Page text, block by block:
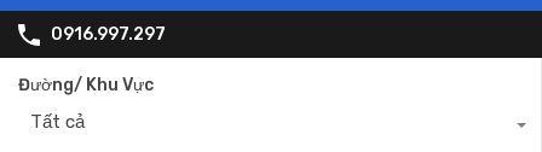
0916.997.297
Đường/ Khu Vực
Tất cả